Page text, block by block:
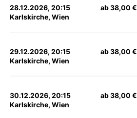
28.12.2026, 20:15
Karlskirche, Wien
ab 38,00 €
29.12.2026, 20:15
Karlskirche, Wien
ab 38,00 €
30.12.2026, 20:15
Karlskirche, Wien
ab 38,00 €